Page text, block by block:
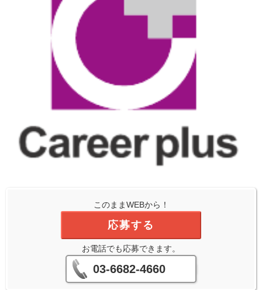
このままWEBから！
応募する
お電話でも応募できます。
03-6682-4660